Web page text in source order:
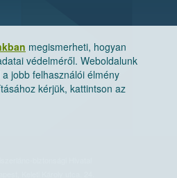
megismerheti, hogyan
védelméről. Weboldalunk
jobb felhasználói élmény
kérjük, kattintson az
biztonsági Hivatal